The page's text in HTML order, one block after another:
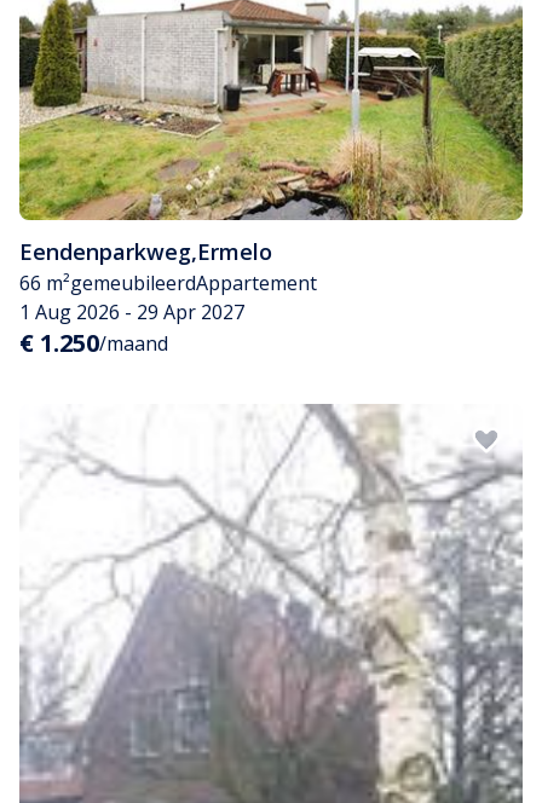
Eendenparkweg,Ermelo
66 m²gemeubileerdAppartement
1 Aug 2026 - 29 Apr 2027
€ 1.250/maand